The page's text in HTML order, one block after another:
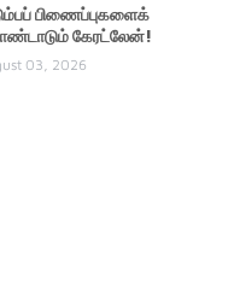
பிணைப்புகளைக்
கேரட்லேன்!
03, 2026